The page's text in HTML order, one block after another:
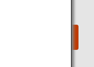
したか？